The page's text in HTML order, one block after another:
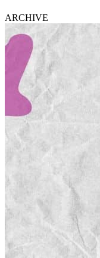
ARCHIVE